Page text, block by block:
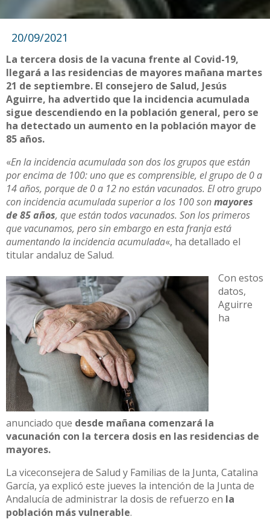
20/09/2021
La tercera dosis de la vacuna frente al Covid-19,
llegará a las residencias de mayores mañana martes
21 de septiembre. El consejero de Salud, Jesús
Aguirre, ha advertido que la incidencia acumulada
sigue descendiendo en la población general, pero se
ha detectado un aumento en la población mayor de
85 años.
«En la incidencia acumulada son dos los grupos que están
por encima de 100: uno que es comprensible, el grupo de 0 a
14 años, porque de 0 a 12 no están vacunados. El otro grupo
con incidencia acumulada superior a los 100 sonmayores
de 85 años, que están todos vacunados. Son los primeros
que vacunamos, pero sin embargo en esta franja está
aumentando la incidencia acumulada«, ha detallado el
titular andaluz de Salud.
Con estos
datos,
Aguirre
ha
anunciado que desde mañana comenzará la
vacunación con la tercera dosis en las residencias de
mayores.
La viceconsejera de Salud y Familias de la Junta, Catalina
García, ya explicó este jueves la intención de la Junta de
Andalucía de administrar la dosis de refuerzo en la
población más vulnerable.